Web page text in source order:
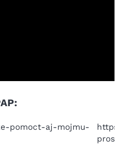
pomoct-aj-mojmu-